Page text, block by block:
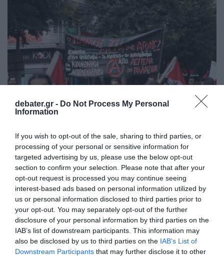
debater.gr - Do Not Process My Personal
Information
If you wish to opt-out of the sale, sharing to third parties, or
processing of your personal or sensitive information for
targeted advertising by us, please use the below opt-out
section to confirm your selection. Please note that after your
opt-out request is processed you may continue seeing
interest-based ads based on personal information utilized by
us or personal information disclosed to third parties prior to
your opt-out. You may separately opt-out of the further
disclosure of your personal information by third parties on the
IAB’s list of downstream participants. This information may
also be disclosed by us to third parties on the IAB’s List of
Downstream Participants that may further disclose it to other
ΕΛΛΑΔΑ
Θεσσαλονίκη: Ολοκληρώθηκε η
αντιφασιστική πορεία για τα 12 χρόνια από τη
δολοφονία του Παύλου Φύσσα (εικόνες και
βίντεο)
Στην κινητοποίηση συμμετείχαν φοιτητές,
συλλογικότητες και αντιεξουσιαστές
18.09.2025 - 20:58